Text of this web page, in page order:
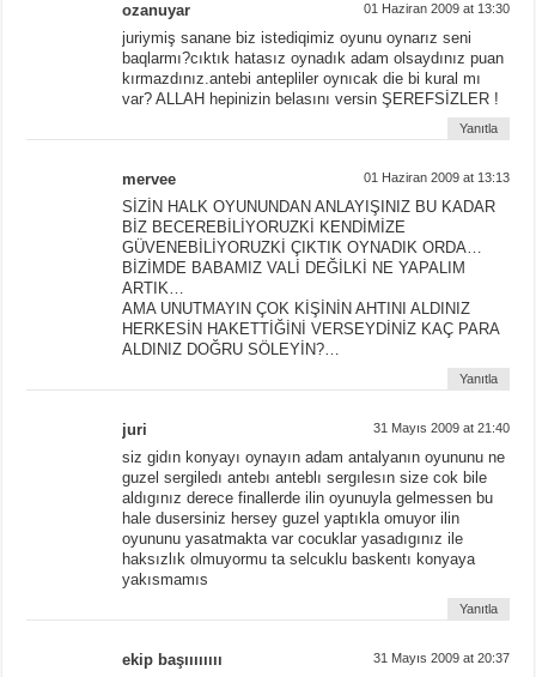
ozanuyar 01 Haziran 2009 at 13:30
juriymiş sanane biz istediqimiz oyunu oynarız seni
baqlarmı?cıktık hatasız oynadık adam olsaydınız puan
kırmazdınız.antebi antepliler oynıcak die bi kural mı
var? ALLAH hepinizin belasını versin ŞEREFSİZLER !
Yanıtla
mervee 01 Haziran 2009 at 13:13
SİZİN HALK OYUNUNDAN ANLAYIŞINIZ BU KADAR
BİZ BECEREBİLİYORUZKİ KENDİMİZE
GÜVENEBİLİYORUZKİ ÇIKTIK OYNADIK ORDA…
BİZİMDE BABAMIZ VALİ DEĞİLKİ NE YAPALIM
ARTIK…
AMA UNUTMAYIN ÇOK KİŞİNİN AHTINI ALDINIZ
HERKESİN HAKETTİĞİNİ VERSEYDİNİZ KAÇ PARA
ALDINIZ DOĞRU SÖLEYİN?…
Yanıtla
juri 31 Mayıs 2009 at 21:40
siz gidın konyayı oynayın adam antalyanın oyununu ne
guzel sergiledı antebı anteblı sergılesın size cok bile
aldıgınız derece finallerde ilin oyunuyla gelmessen bu
hale dusersiniz hersey guzel yaptıkla omuyor ilin
oyununu yasatmakta var cocuklar yasadıgınız ile
haksızlık olmuyormu ta selcuklu baskentı konyaya
yakısmamıs
Yanıtla
ekip başıııııııı 31 Mayıs 2009 at 20:37